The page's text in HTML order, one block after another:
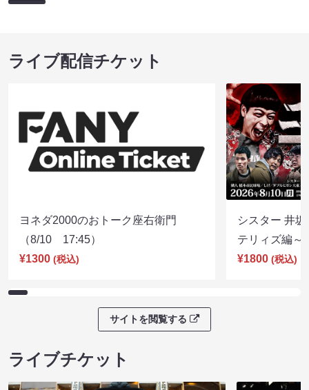
ライブ配信チケット
ヨネダ2000のおトーク座右衛門
（8/10 17:45）
¥1300 (税込)
シスター 井
テリィズ編
¥1800 (税込)
サイトを閲覧する
ライブチケット